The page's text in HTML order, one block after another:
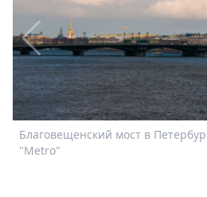
Metro
Стримы
Спецпроекты
Звезды
Выборы
2026
Скачай
Благовещенский мост в
"Metro"